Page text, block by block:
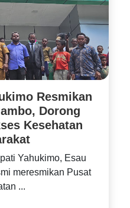
Resmikan
Dorong
Kesehatan
Yahukimo, Esau
meresmikan Pusat
...